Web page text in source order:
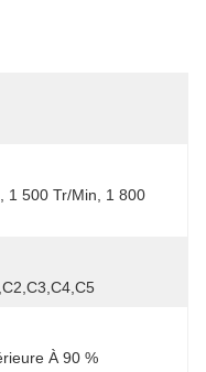
1 500 Tr/min, 1 800
À 90 %